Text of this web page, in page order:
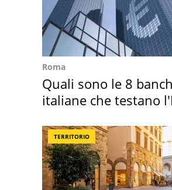
Roma
Quali sono le 8
italiane che testano
TERRITORIO